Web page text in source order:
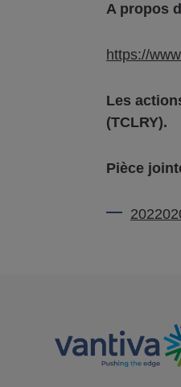
A propos
https://
Les
(TCLRY).
Pièce